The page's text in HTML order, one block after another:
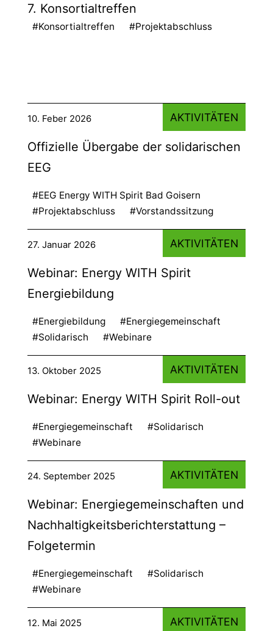
7. Konsortialtreffen
#Konsortialtreffen #Projektabschluss
AKTIVITÄTEN
10. Feber 2026
Offizielle Übergabe der solidarischen
EEG
#EEG Energy WITH Spirit Bad Goisern
#Projektabschluss
#Vorstandssitzung
AKTIVITÄTEN
27. Januar 2026
Webinar: Energy WITH Spirit
Energiebildung
#Energiebildung
#Energiegemeinschaft
#Solidarisch
#Webinare
AKTIVITÄTEN
13. Oktober 2025
Webinar: Energy WITH Spirit Roll-out
#Energiegemeinschaft
#Solidarisch
#Webinare
AKTIVITÄTEN
24. September 2025
Webinar: Energiegemeinschaften und
Nachhaltigkeitsberichterstattung –
Folgetermin
#Energiegemeinschaft
#Solidarisch
#Webinare
AKTIVITÄTEN
12. Mai 2025